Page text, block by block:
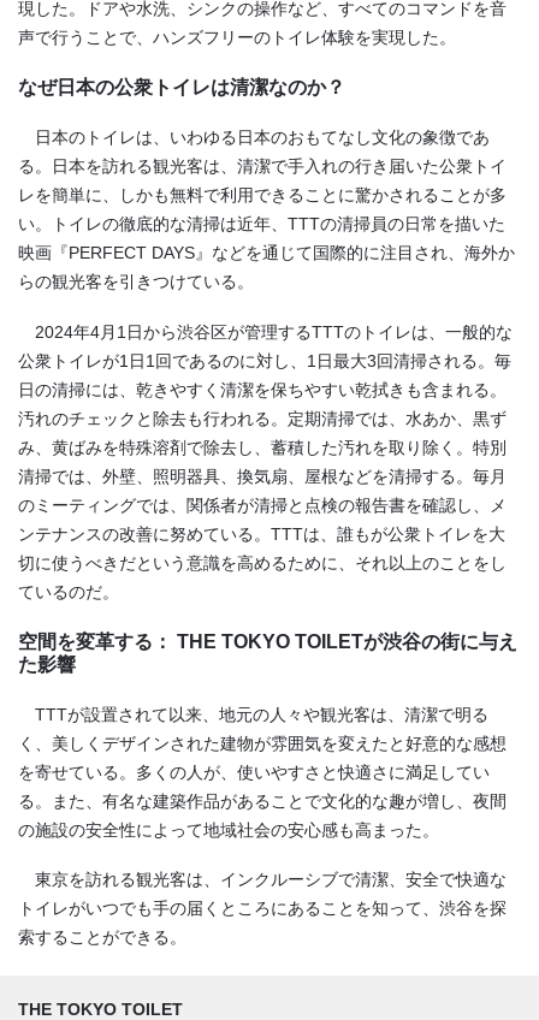
現した。ドアや水洗、シンクの操作など、すべてのコマンドを音
声で行うことで、ハンズフリーのトイレ体験を実現した。
なぜ日本の公衆トイレは清潔なのか？
日本のトイレは、いわゆる日本のおもてなし文化の象徴であ
る。日本を訪れる観光客は、清潔で手入れの行き届いた公衆トイ
レを簡単に、しかも無料で利用できることに驚かされることが多
い。トイレの徹底的な清掃は近年、TTTの清掃員の日常を描いた
映画『PERFECT DAYS』などを通じて国際的に注目され、海外か
らの観光客を引きつけている。
2024年4月1日から渋谷区が管理するTTTのトイレは、一般的な
公衆トイレが1日1回であるのに対し、1日最大3回清掃される。毎
日の清掃には、乾きやすく清潔を保ちやすい乾拭きも含まれる。
汚れのチェックと除去も行われる。定期清掃では、水あか、黒ず
み、黄ばみを特殊溶剤で除去し、蓄積した汚れを取り除く。特別
清掃では、外壁、照明器具、換気扇、屋根などを清掃する。毎月
のミーティングでは、関係者が清掃と点検の報告書を確認し、メ
ンテナンスの改善に努めている。TTTは、誰もが公衆トイレを大
切に使うべきだという意識を高めるために、それ以上のことをし
ているのだ。
空間を変革する： THE TOKYO TOILETが渋谷の街に与え
た影響
TTTが設置されて以来、地元の人々や観光客は、清潔で明る
く、美しくデザインされた建物が雰囲気を変えたと好意的な感想
を寄せている。多くの人が、使いやすさと快適さに満足してい
る。また、有名な建築作品があることで文化的な趣が増し、夜間
の施設の安全性によって地域社会の安心感も高まった。
東京を訪れる観光客は、インクルーシブで清潔、安全で快適な
トイレがいつでも手の届くところにあることを知って、渋谷を探
索することができる。
THE TOKYO TOILET